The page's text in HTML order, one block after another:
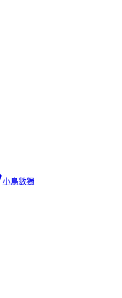
小鳥數獨